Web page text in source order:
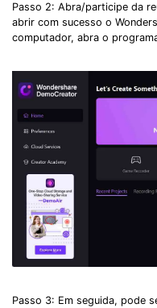
Passo 2: Abra/participe da
abrir com sucesso o
computador, abra o
Passo 3: Em seguida, pode